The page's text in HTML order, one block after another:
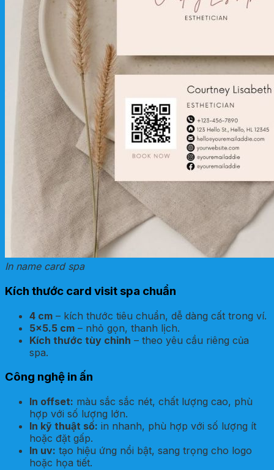
In name card spa
Kích thước card visit spa chuẩn
4 cm – kích thước tiêu chuẩn, dễ dàng cất trong ví.
5×5.5 cm – nhỏ gọn, thanh lịch.
Kích thước tùy chỉnh – theo yêu cầu riêng của
spa.
Công nghệ in ấn
In offset: màu sắc sắc nét, chất lượng cao, phù
hợp với số lượng lớn.
In kỹ thuật số: in nhanh, phù hợp với số lượng ít
hoặc đặt gấp.
In uv: tạo hiệu ứng nổi bật, sang trọng cho logo
hoặc họa tiết.